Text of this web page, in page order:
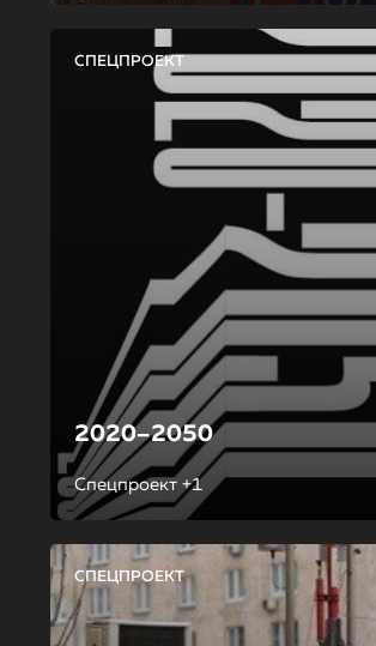
СПЕЦПРОЕКТ
2020–2050
Спецпроект +1
СПЕЦПРОЕКТ